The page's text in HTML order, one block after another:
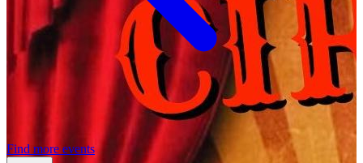
Find more events